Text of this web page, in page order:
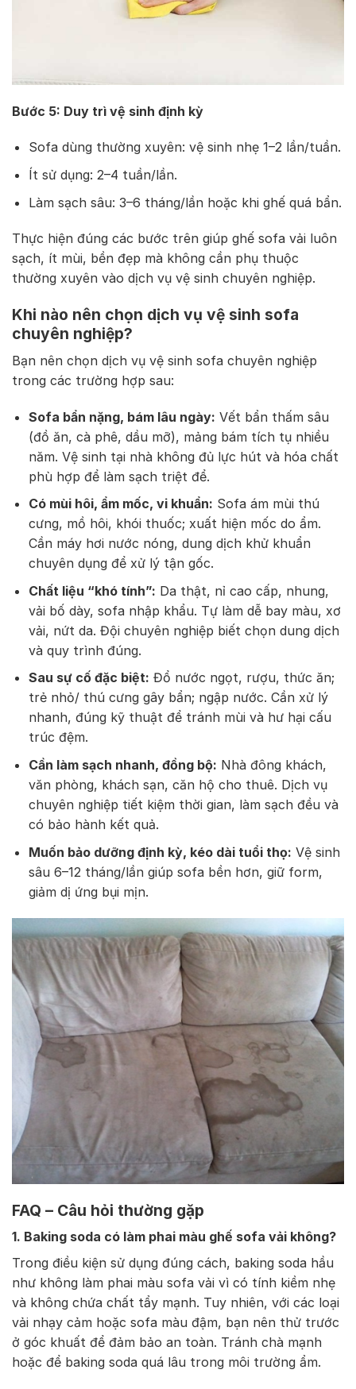
Bước 5: Duy trì vệ sinh định kỳ
Sofa dùng thường xuyên: vệ sinh nhẹ 1–2 lần/tuần.
Ít sử dụng: 2–4 tuần/lần.
Làm sạch sâu: 3–6 tháng/lần hoặc khi ghế quá bẩn.
Thực hiện đúng các bước trên giúp ghế sofa vải luôn
sạch, ít mùi, bền đẹp mà không cần phụ thuộc
thường xuyên vào dịch vụ vệ sinh chuyên nghiệp.
Khi nào nên chọn dịch vụ vệ sinh sofa
chuyên nghiệp?
Bạn nên chọn dịch vụ vệ sinh sofa chuyên nghiệp
trong các trường hợp sau:
Sofa bẩn nặng, bám lâu ngày: Vết bẩn thấm sâu
(đồ ăn, cà phê, dầu mỡ), mảng bám tích tụ nhiều
năm. Vệ sinh tại nhà không đủ lực hút và hóa chất
phù hợp để làm sạch triệt để.
Có mùi hôi, ẩm mốc, vi khuẩn: Sofa ám mùi thú
cưng, mồ hôi, khói thuốc; xuất hiện mốc do ẩm.
Cần máy hơi nước nóng, dung dịch khử khuẩn
chuyên dụng để xử lý tận gốc.
Chất liệu “khó tính”: Da thật, nỉ cao cấp, nhung,
vải bố dày, sofa nhập khẩu. Tự làm dễ bay màu, xơ
vải, nứt da. Đội chuyên nghiệp biết chọn dung dịch
và quy trình đúng.
Sau sự cố đặc biệt: Đổ nước ngọt, rượu, thức ăn;
trẻ nhỏ/ thú cưng gây bẩn; ngập nước. Cần xử lý
nhanh, đúng kỹ thuật để tránh mùi và hư hại cấu
trúc đệm.
Cần làm sạch nhanh, đồng bộ: Nhà đông khách,
văn phòng, khách sạn, căn hộ cho thuê. Dịch vụ
chuyên nghiệp tiết kiệm thời gian, làm sạch đều và
có bảo hành kết quả.
Muốn bảo dưỡng định kỳ, kéo dài tuổi thọ: Vệ sinh
sâu 6–12 tháng/lần giúp sofa bền hơn, giữ form,
giảm dị ứng bụi mịn.
FAQ – Câu hỏi thường gặp
1. Baking soda có làm phai màu ghế sofa vải không?
Trong điều kiện sử dụng đúng cách, baking soda hầu
như không làm phai màu sofa vải vì có tính kiềm nhẹ
và không chứa chất tẩy mạnh. Tuy nhiên, với các loại
vải nhạy cảm hoặc sofa màu đậm, bạn nên thử trước
ở góc khuất để đảm bảo an toàn. Tránh chà mạnh
hoặc để baking soda quá lâu trong môi trường ẩm.